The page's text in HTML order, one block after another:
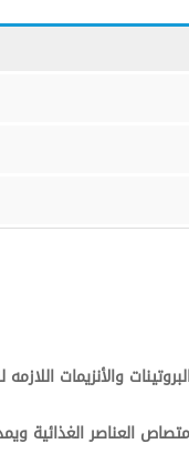
والأنزيمات اللازمه
العناصر الغذائية